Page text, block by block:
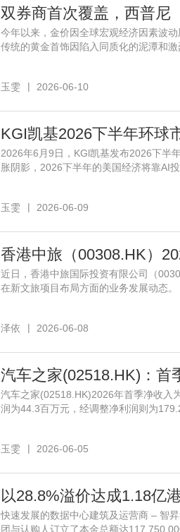
今年以来，金价因全球宏观经济因素波
传统的黄金首饰因陷入同质化的泥潭和
玉雯 2026-06-10
KGI凯基2026下半年环球
2026年6月9日，KGl凯基发布2026下半
胀阴影，2026下半年的美国经济将靠AI
玉雯 2026-06-09
近日，香港中旅国际投资有限公司（
在新文旅项目布局方面的业务发展动态。
泽依 2026-06-08
汽车之家(02518.HK)：首
汽车之家(02518.HK)2026年首季净收入
润为44.3百万元，经调整净利润则为
玉雯 2026-06-05
快速发展的数据中心建筑及运营商 – 智
团与认购人订立了本金总额达